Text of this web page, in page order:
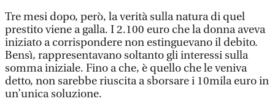
Tre mesi dopo, però, la verità sulla natura di quel
prestito viene a galla. I 2.100 euro che la donna aveva
iniziato a corrispondere non estinguevano il debito.
Bensì, rappresentavano soltanto gli interessi sulla
somma iniziale. Fino a che, è quello che le veniva
detto, non sarebbe riuscita a sborsare i 10mila euro in
un’unica soluzione.